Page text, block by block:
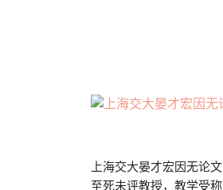
上海交大晏才宏因无论文
至死未评教授，教学受称